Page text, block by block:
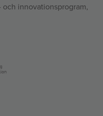
innovationsprogram,